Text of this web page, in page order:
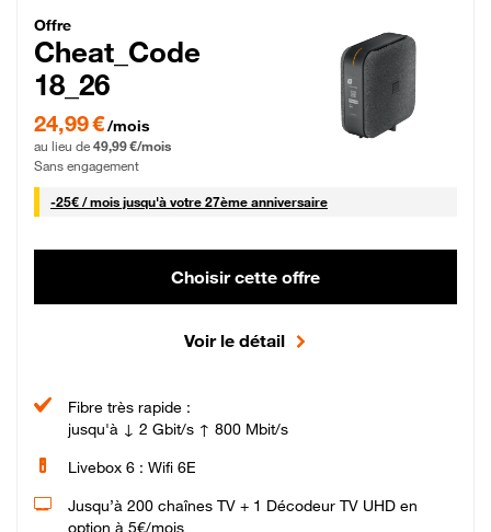
Cheat_Code Fibre_18_26
Offre
Cheat_Code
18_26
24,99 € par mois pendant 0 mois puis 49,99 € par mois, Sans engagement
24,99 €/mois
au lieu de 49,99 €/mois
Sans engagement
-25€ / mois25 € par mois
jusqu'à votre 27ème anniversaire
Choisir cette offre
Voir le détail
Fibre très rapide :
jusqu'à ↓ 2 Gbit/s ↑ 800 Mbit/s
Livebox 6 : Wifi 6E
Jusqu’à 200 chaînes TV + 1 Décodeur TV UHD en
option à 5€/mois